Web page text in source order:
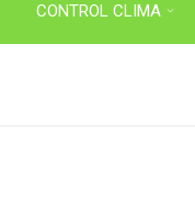
CONTROL CLIMA